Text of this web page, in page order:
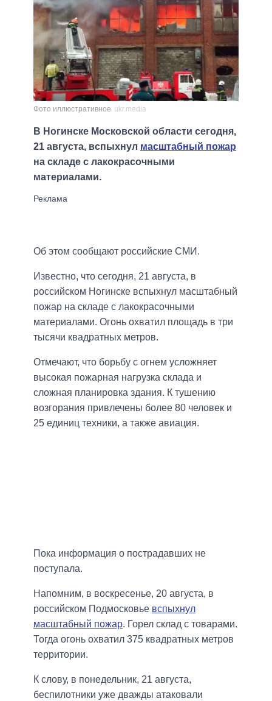
Фото иллюстративное ukr.media
В Ногинске Московской области сегодня,
21 августа, вспыхнул масштабный пожар
на складе с лакокрасочными
материалами.
Об этом сообщают российские СМИ.
Известно, что сегодня, 21 августа, в
российском Ногинске вспыхнул масштабный
пожар на складе с лакокрасочными
материалами. Огонь охватил площадь в три
тысячи квадратных метров.
Отмечают, что борьбу с огнем усложняет
высокая пожарная нагрузка склада и
сложная планировка здания. К тушению
возгорания привлечены более 80 человек и
25 единиц техники, а также авиация.
Пока информация о пострадавших не
поступала.
Напомним, в воскресенье, 20 августа, в
российском Подмосковье вспыхнул
масштабный пожар. Горел склад с товарами.
Тогда огонь охватил 375 квадратных метров
территории.
К слову, в понедельник, 21 августа,
беспилотники уже дважды атаковали